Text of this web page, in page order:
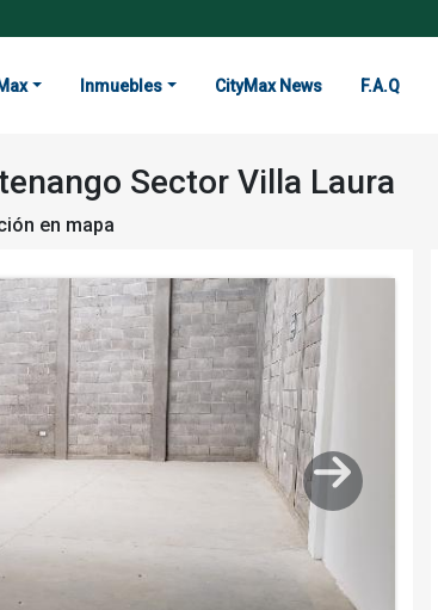
Inmuebles CityMax News F.A.Q
Sector Villa Laura
en mapa